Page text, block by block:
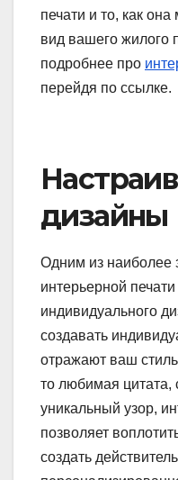
печати и то, как
вид вашего жилого
подробнее про
перейдя по ссылке.
дизайны
Одним из наиболее
интерьерной
индивидуального
создавать
отражают ваш
то любимая
уникальный узор,
позволяет
создать